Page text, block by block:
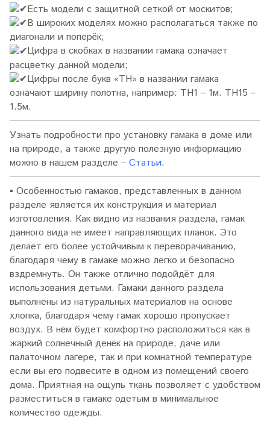
Есть модели с защитной сеткой от москитов;
В широких моделях можно располагаться также по
диагонали и поперёк;
Цифра в скобках в названии гамака означает
расцветку данной модели;
Цифры после букв «TH» в названии гамака
означают ширину полотна, например: TH1 – 1м. TH15 –
1.5м.
Узнать подробности про установку гамака в доме или
на природе, а также другую полезную информацию
можно в нашем разделе – Статьи.
▪ Особенностью гамаков, представленных в данном
разделе является их конструкция и материал
изготовления. Как видно из названия раздела, гамак
данного вида не имеет направляющих планок. Это
делает его более устойчивым к переворачиванию,
благодаря чему в гамаке можно легко и безопасно
вздремнуть. Он также отлично подойдёт для
использования детьми. Гамаки данного раздела
выполнены из натуральных материалов на основе
хлопка, благодаря чему гамак хорошо пропускает
воздух. В нём будет комфортно расположиться как в
жаркий солнечный денёк на природе, даче или
палаточном лагере, так и при комнатной температуре
если вы его подвесите в одном из помещений своего
дома. Приятная на ощупь ткань позволяет с удобством
разместиться в гамаке одетым в минимальное
количество одежды.